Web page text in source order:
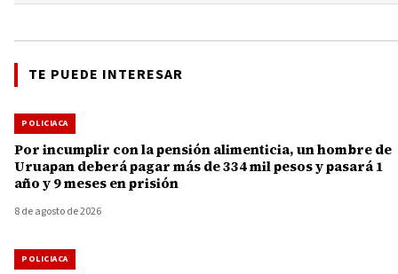
TE PUEDE INTERESAR
POLICIACA
Por incumplir con la pensión alimenticia, un hombre de
Uruapan deberá pagar más de 334 mil pesos y pasará 1
año y 9 meses en prisión
8 de agosto de 2026
POLICIACA